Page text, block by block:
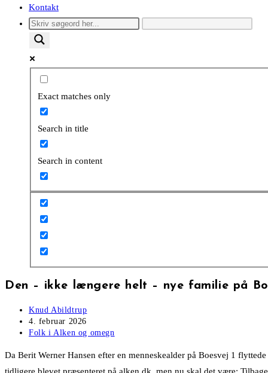
Kontakt
Exact matches only
Search in title
Search in content
Den – ikke længere helt – nye familie på
Post
author:
Knud Abildtrup
Post
published:
4. februar 2026
Post
Folk i Alken og omegn
Da Berit Werner Hansen efter en menneskealder på Boesvej 1
tidligere blevet præsenteret på alken.dk, men nu skal det være: